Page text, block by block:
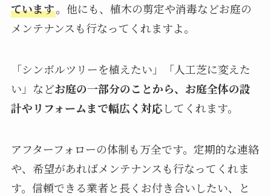
ています。他にも、植木の剪定や消毒などお庭の
メンテナンスも行なってくれますよ。
「シンボルツリーを植えたい」「人工芝に変えた
い」などお庭の一部分のことから、お庭全体の設
計やリフォームまで幅広く対応してくれます。
アフターフォローの体制も万全です。定期的な連絡
や、希望があればメンテナンスも行なってくれま
す。信頼できる業者と長くお付き合いしたい、と